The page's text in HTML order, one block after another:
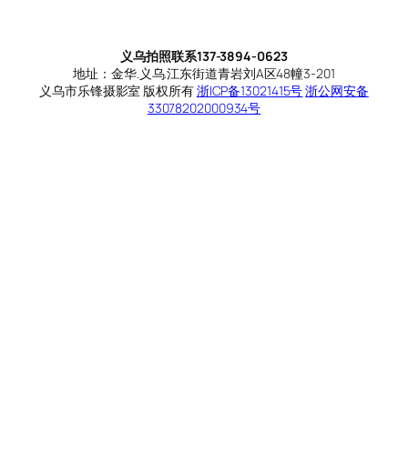
义乌拍照联系137-3894-0623
地址：金华.义乌.江东街道青岩刘A区48幢3-201
义乌市乐锋摄影室 版权所有浙ICP备13021415号浙公网安备
33078202000934号